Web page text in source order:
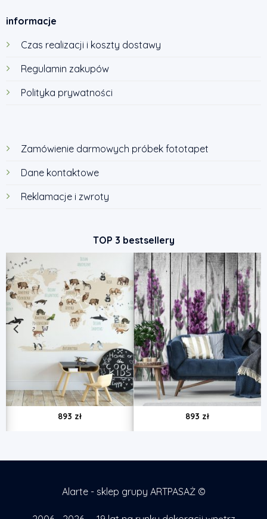
informacje
Czas realizacji i koszty dostawy
Regulamin zakupów
Polityka prywatności
Zamówienie darmowych próbek fototapet
Dane kontaktowe
Reklamacje i zwroty
TOP 3 bestsellery
893 zł 893 zł
Alarte - sklep grupy ARTPASAŻ ©